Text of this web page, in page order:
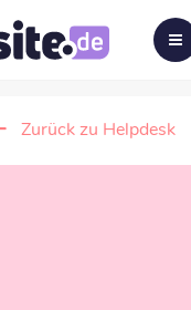
Zurück zu Helpdesk